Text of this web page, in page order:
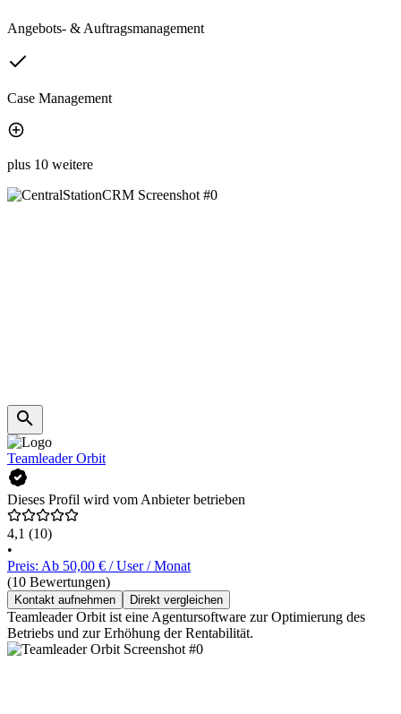
Angebots- & Auftragsmanagement
Case Management
plus 10 weitere
Teamleader Orbit
Dieses Profil wird vom Anbieter betrieben
4,1 (10)
•
Preis: Ab 50,00 € / User / Monat
(10 Bewertungen)
Kontakt aufnehmen Direkt vergleichen
Teamleader Orbit ist eine Agentursoftware zur Optimierung des
Betriebs und zur Erhöhung der Rentabilität.